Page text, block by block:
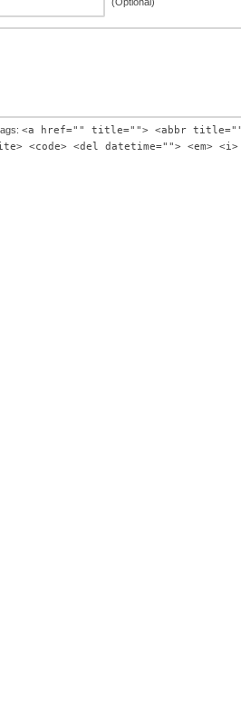
(Optional)
<a href="" title=""> <abbr
<code> <del datetime=""> <em>